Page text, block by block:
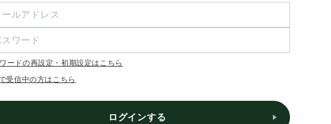
ードの再設定・初期設定はこちら
受信中の方はこちら
ログインする